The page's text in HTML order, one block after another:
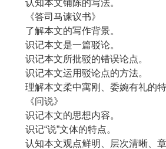
认知本文铺陈的写法。
《答司马谏议书》
了解本文的写作背景。
识记本文是一篇驳论。
识记本文所批驳的错误论点。
识记本文运用驳论点的方法。
理解本文柔中寓刚、委婉有礼的特
《问说》
识记本文的思想内容。
识记“说”文体的特点。
认知本文观点鲜明、层次清晰、章